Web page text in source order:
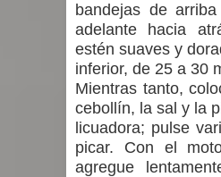
bandejas de
adelante hacia
estén suaves y
inferior, de 25 a 30
Mientras tanto,
cebollín, la sal y la
licuadora; pulse
picar. Con el
agregue